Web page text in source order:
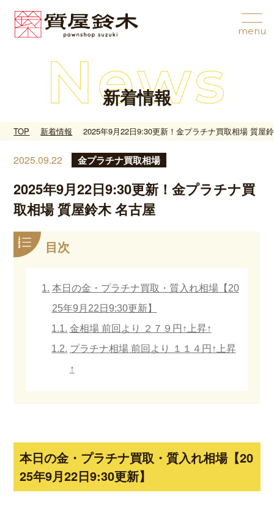
新着情報
TOP 新着情報 2025年9月22日9:30更新！金プラチナ買取相場 質屋
2025.09.22 金プラチナ買取相場
2025年9月22日9:30更新！金プラチナ買
取相場 質屋鈴木 名古屋
目次
本日の金・プラチナ買取・質入れ相場【20
25年9月22日9:30更新】
金相場 前回より ２７９円↑上昇↑
プラチナ相場 前回より １１４円↑上昇
↑
本日の金・プラチナ買取・質入れ相場【20
25年9月22日9:30更新】